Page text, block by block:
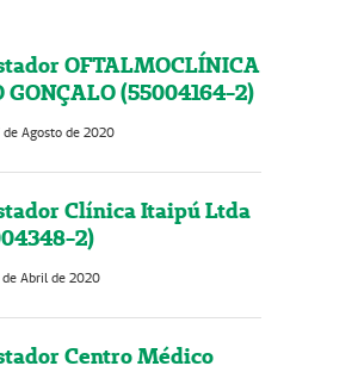
OFTALMOCLÍNICA
GONÇALO (55004164-2)
de Agosto de 2020
Clínica Itaipú Ltda
2)
de Abril de 2020
Centro Médico